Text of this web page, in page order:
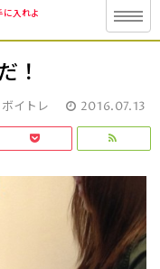
入れよ
！
ボイトレ 2016.07.13